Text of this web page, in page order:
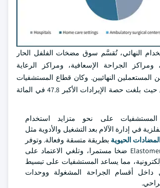
النهائي، تُقسَّم سوق مضخات الفلفل الحار
الجراحة الإسعافية، ومراكز الرعاية
المستعملين النهائيين. وكان قطاع المستشفيات
يهيمن على السوق حيث بلغت حصة الإيرادات الأكبر 47.8 في المائة
على نحو متزايد استخدام
في إدارة الآلام بعد التشغيل والأدوية مثل
الحيوية بطريقة متسقة وفعالة. وتوفر
مضخات Elastomeric ضخا مستمرا، وتلغي الاعتماد على
مما يساعد المستشفيات على تبسيط
داخل أقسام الجراحة المشغولة ووحدات